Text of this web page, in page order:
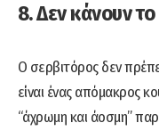
8. Δεν κάνουν
Ο σερβιτόρος δεν
είναι ένας απόμακρος
“άχρωμη και άοσμη”